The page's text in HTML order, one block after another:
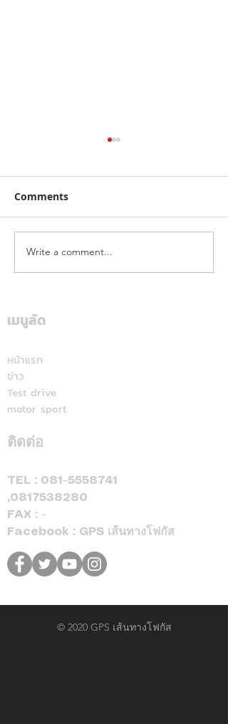
ฮุนไดขนทัพครบไลน์อัพลง
สนาม ส่งแคมเปญ
Deal On” ร่วมเชียร์ไทย
Cup™ 2026 พร้อมดีลแรง
จองและรับรถภายในวันที่
31 สิงหาคม 2569 เท่านั้น
Comments
Write a comment...
เมนูลัด
หน้าแรก
ข่าว
Test drive
motor sport
ติดต่อ
TEL : 081-5558741
,0817538280
FAX : -
Facebook : GPS เส้นทางโฟกัส
© 2020 GPS เส้นทางโฟกัส